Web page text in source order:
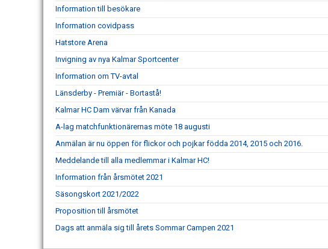
Information till besökare
Information covidpass
Hatstore Arena
Invigning av nya Kalmar Sportcenter
Information om TV-avtal
Länsderby - Premiär - Bortastå!
Kalmar HC Dam värvar från Kanada
A-lag matchfunktionärernas möte 18 augusti
Anmälan är nu öppen för flickor och pojkar födda 2014, 2015 och 2016.
Meddelande till alla medlemmar i Kalmar HC!
Information från årsmötet 2021
Säsongskort 2021/2022
Proposition till årsmötet
Dags att anmäla sig till årets Sommar Campen 2021